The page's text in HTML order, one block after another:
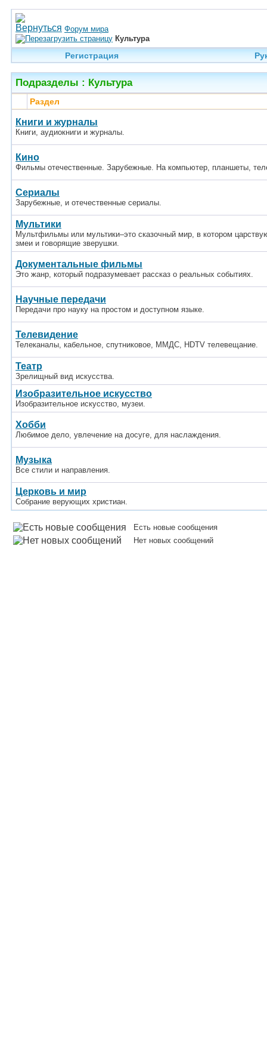
Форум мира
Культура
Регистрация
Подразделы : Культура
Раздел
Книги и журналы
Книги, аудиокниги и журналы.
Кино
Фильмы отечественные. Зарубежные. На компьютер, планшеты,
Сериалы
Зарубежные, и отечественные сериалы.
Мультики
Мультфильмы или мультики–это сказочный мир, в котором
змеи и говорящие зверушки.
Документальные фильмы
Это жанр, который подразумевает рассказ о реальных событиях.
Научные передачи
Передачи про науку на простом и доступном языке.
Телевидение
Телеканалы, кабельное, спутниковое, ММДС, HDTV телевещание.
Театр
Зрелищный вид искусства.
Изобразительное искусство
Изобразительное искусство, музеи.
Хобби
Любимое дело, увлечение на досуге, для наслаждения.
Музыка
Все стили и направления.
Церковь и мир
Собрание верующих христиан.
Есть новые сообщения
Нет новых сообщений